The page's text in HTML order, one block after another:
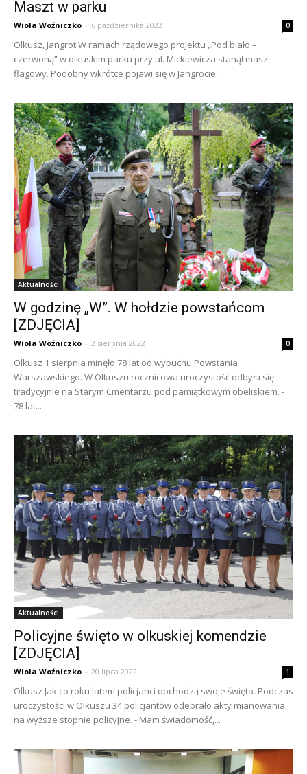
Maszt w parku
Wiola Woźniczko - 6 października 2022 0
Olkusz, Jangrot W ramach rządowego projektu „Pod biało –
czerwoną” w olkuskim parku przy ul. Mickiewicza stanął maszt
flagowy. Podobny wkrótce pojawi się w Jangrocie...
Aktualności
W godzinę „W”. W hołdzie powstańcom
[ZDJĘCIA]
Wiola Woźniczko - 2 sierpnia 2022 0
Olkusz 1 sierpnia minęło 78 lat od wybuchu Powstania
Warszawskiego. W Olkuszu rocznicowa uroczystość odbyła się
tradycyjnie na Starym Cmentarzu pod pamiątkowym obeliskiem. -
78 lat...
Aktualności
Policyjne święto w olkuskiej komendzie
[ZDJĘCIA]
Wiola Woźniczko - 20 lipca 2022 1
Olkusz Jak co roku latem policjanci obchodzą swoje święto. Podczas
uroczystości w Olkuszu 34 policjantów odebrało akty mianowania
na wyższe stopnie policyjne. - Mam świadomość,...